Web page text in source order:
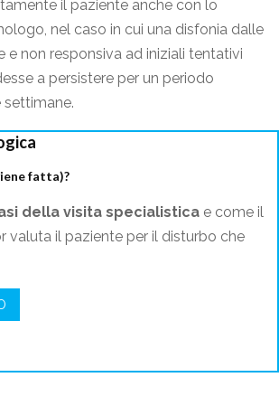
il paziente anche con lo
nel caso in cui una disfonia dalle
e non responsiva ad iniziali tentativi
a persistere per un periodo
settimane.
fatta)?
della visita specialistica e come il
valuta il paziente per il disturbo che